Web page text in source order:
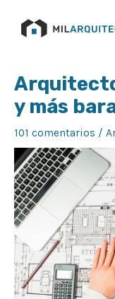
y más
101 comentarios /
de
entradas